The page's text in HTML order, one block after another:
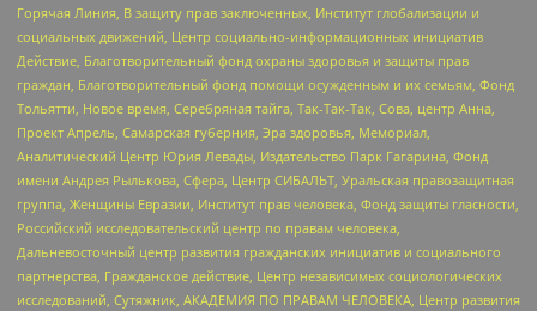
Горячая Линия, В защиту прав заключенных, Институт глобализации и
социальных движений, Центр социально-информационных инициатив
Действие, Благотворительный фонд охраны здоровья и защиты прав
граждан, Благотворительный фонд помощи осужденным и их семьям, Фонд
Тольятти, Новое время, Серебряная тайга, Так-Так-Так, Сова, центр Анна,
Проект Апрель, Самарская губерния, Эра здоровья, Мемориал,
Аналитический Центр Юрия Левады, Издательство Парк Гагарина, Фонд
имени Андрея Рылькова, Сфера, Центр СИБАЛЬТ, Уральская правозащитная
группа, Женщины Евразии, Институт прав человека, Фонд защиты гласности,
Российский исследовательский центр по правам человека,
Дальневосточный центр развития гражданских инициатив и социального
партнерства, Гражданское действие, Центр независимых социологических
исследований, Сутяжник, АКАДЕМИЯ ПО ПРАВАМ ЧЕЛОВЕКА, Центр развития